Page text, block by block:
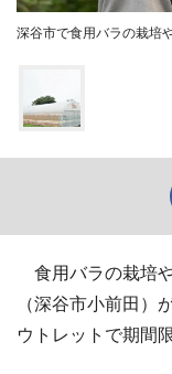
深谷市で食用バラの栽培
食用バラの栽培
（深谷市小前田
ウトレットで期間